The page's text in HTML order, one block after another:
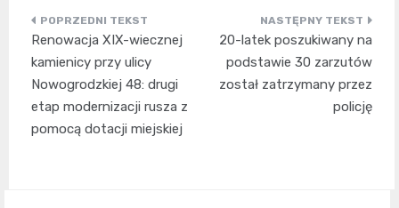
Nawigacja
wpisu
Renowacja XIX-wiecznej
kamienicy przy ulicy
Nowogrodzkiej 48: drugi
etap modernizacji rusza z
pomocą dotacji miejskiej
20-latek poszukiwany na
podstawie 30 zarzutów
został zatrzymany przez
policję